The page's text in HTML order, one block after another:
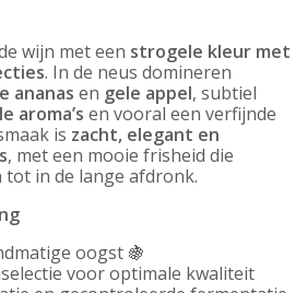
wijn met een strogele kleur met
. In de neus domineren
ananas en gele appel, subtiel
aroma’s en vooral een verfijnde
is zacht, elegant en
, met een mooie frisheid die
in de lange afdronk.
oogst 🍇
voor optimale kwaliteit